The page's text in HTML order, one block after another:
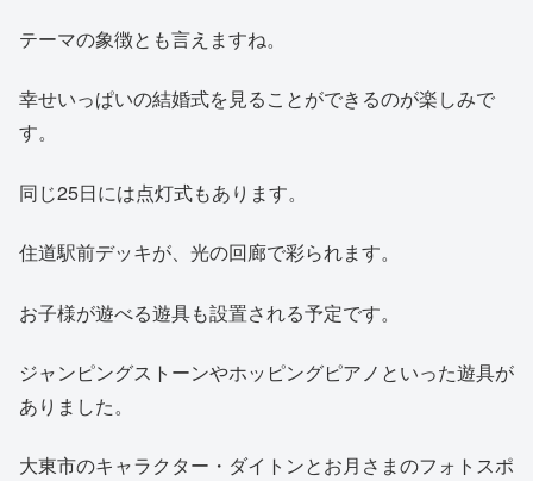
テーマの象徴とも言えますね。
幸せいっぱいの結婚式を見ることができるのが楽しみで
す。
同じ25日には点灯式もあります。
住道駅前デッキが、光の回廊で彩られます。
お子様が遊べる遊具も設置される予定です。
ジャンピングストーンやホッピングピアノといった遊具が
ありました。
大東市のキャラクター・ダイトンとお月さまのフォトスポ